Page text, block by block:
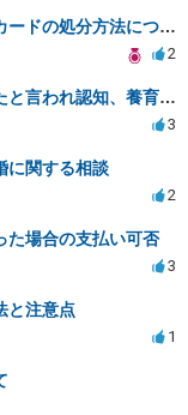
離婚後の元配偶者名義の銀行通帳とカードの処分方法について
2
身体だけの関係の相手に子供が出来たと言われ認知、養育費を要求されているが自身の子供か分からない
3
に関する相談
2
た場合の支払い可否
3
と注意点
1